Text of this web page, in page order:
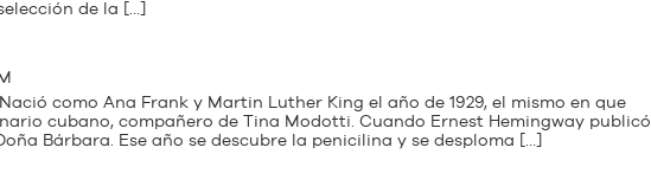
de la […]
como Ana Frank y Martin Luther King el año de 1929, el mismo en que
cubano, compañero de Tina Modotti. Cuando Ernest Hemingway publicó
Bárbara. Ese año se descubre la penicilina y se desploma […]